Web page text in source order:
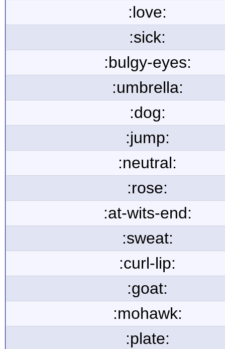
:love:
:sick:
:bulgy-eyes:
:umbrella:
:dog:
:jump:
:neutral:
:rose:
:at-wits-end:
:sweat:
:curl-lip:
:goat:
:mohawk:
:plate: